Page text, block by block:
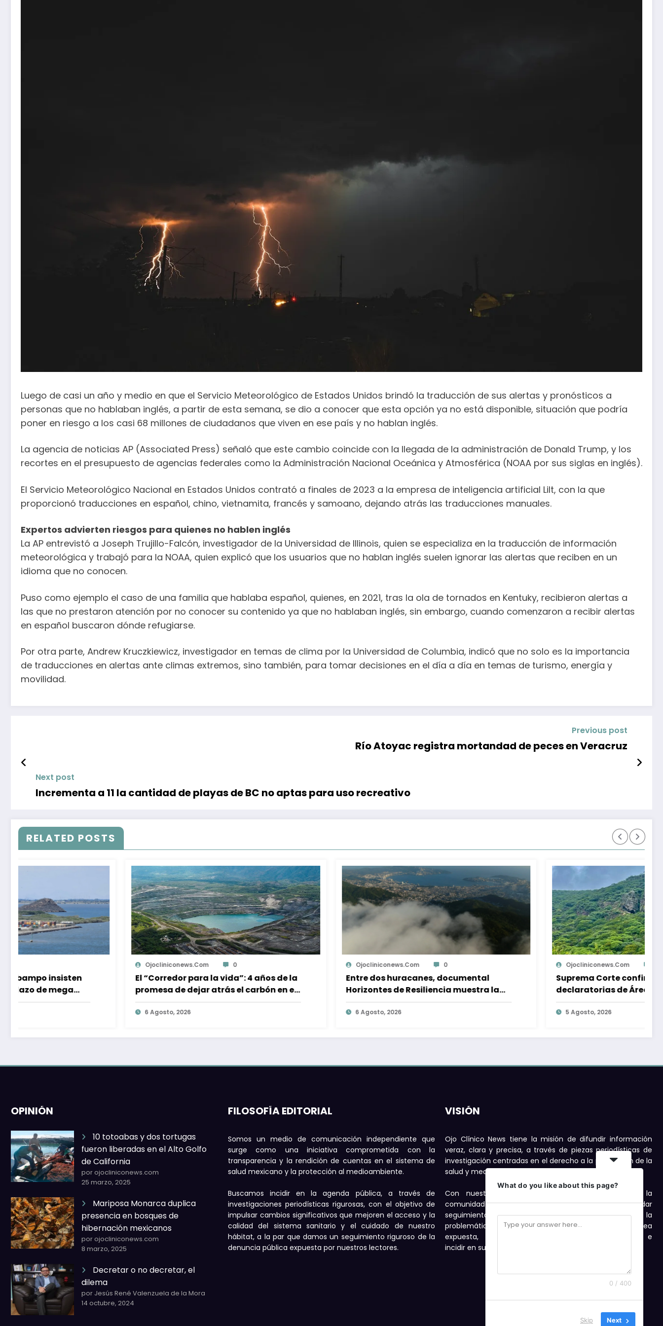
Luego de casi un año y medio en que el Servicio Meteorológico de Estados Unidos brindó la traducción de sus alertas y pronósticos a
personas que no hablaban inglés, a partir de esta semana, se dio a conocer que esta opción ya no está disponible, situación que podría
poner en riesgo a los casi 68 millones de ciudadanos que viven en ese país y no hablan inglés.
La agencia de noticias AP (Associated Press) señaló que este cambio coincide con la llegada de la administración de Donald Trump, y los
recortes en el presupuesto de agencias federales como la Administración Nacional Oceánica y Atmosférica (NOAA por sus siglas en inglés).
El Servicio Meteorológico Nacional en Estados Unidos contrató a finales de 2023 a la empresa de inteligencia artificial Lilt, con la que
proporcionó traducciones en español, chino, vietnamita, francés y samoano, dejando atrás las traducciones manuales.
Expertos advierten riesgos para quienes no hablen inglés
La AP entrevistó a Joseph Trujillo-Falcón, investigador de la Universidad de Illinois, quien se especializa en la traducción de información
meteorológica y trabajó para la NOAA, quien explicó que los usuarios que no hablan inglés suelen ignorar las alertas que reciben en un
idioma que no conocen.
Puso como ejemplo el caso de una familia que hablaba español, quienes, en 2021, tras la ola de tornados en Kentuky, recibieron alertas a
las que no prestaron atención por no conocer su contenido ya que no hablaban inglés, sin embargo, cuando comenzaron a recibir alertas
en español buscaron dónde refugiarse.
Por otra parte, Andrew Kruczkiewicz, investigador en temas de clima por la Universidad de Columbia, indicó que no solo es la importancia
de traducciones en alertas ante climas extremos, sino también, para tomar decisiones en el día a día en temas de turismo, energía y
movilidad.
Previous post
Río Atoyac registra mortandad de peces en Veracruz
Next post
Incrementa a 11 la cantidad de playas de BC no aptas para uso recreativo
RELATED POSTS
El “Corredor para la vida”: 4 años de la
promesa de dejar atrás el carbón en el
Cesar, Colombia
Entre dos huracanes, documental
Horizontes de Resiliencia muestra la
reconstrucción comunitaria de
Suprema Corte confirma que las
declaratorias de Áreas Naturales
Protegidas condiciona su
OPINIÓN
10 totoabas y dos tortugas
fueron liberadas en el Alto Golfo
de California
por ojocliniconews.com
25 marzo, 2025
Mariposa Monarca duplica
presencia en bosques de
hibernación mexicanos
por ojocliniconews.com
8 marzo, 2025
Decretar o no decretar, el
dilema
por Jesús René Valenzuela de la Mora
14 octubre, 2024
FILOSOFÍA EDITORIAL
Somos un medio de comunicación independiente que
surge como una iniciativa comprometida con la
transparencia y la rendición de cuentas en el sistema de
salud mexicano y la protección al medioambiente.
Buscamos incidir en la agenda pública, a través de
investigaciones periodísticas rigurosas, con el objetivo de
impulsar cambios significativos que mejoren el acceso y la
calidad del sistema sanitario y el cuidado de nuestro
hábitat, a la par que damos un seguimiento riguroso de la
denuncia pública expuesta por nuestros lectores.
VISIÓN
Ojo Clínico News tiene la misión de difundir información
veraz, clara y precisa, a través de piezas periodísticas de
investigación centradas en el derecho a la protección de la
salud y medioambiente.
Con nuestras publicaciones buscamos motivar a la
comunidad a denunciar, con el compromiso de dar
seguimiento con investigaciones periodísticas a la
problemática de salud y medioambiente que sea
expuesta, como una forma de visibilizarla e
incidir en su solución.
What do you like about this page?
0 / 400
Skip Next